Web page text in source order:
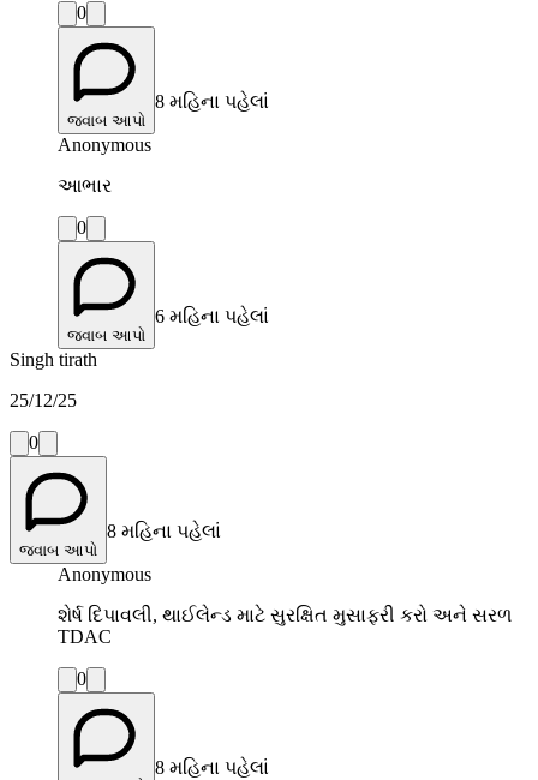
0
જવાબ આપો
8 મહિના પહેલાં
Anonymous
આભાર
0
જવાબ આપો
6 મહિના પહેલાં
Singh tirath
25/12/25
0
જવાબ આપો
8 મહિના પહેલાં
Anonymous
શેર્ષ દિપાવલી, થાઈલેન્ડ માટે સુરક્ષિત મુસાફરી કરો અને સરળ
TDAC
0
8 મહિના પહેલાં